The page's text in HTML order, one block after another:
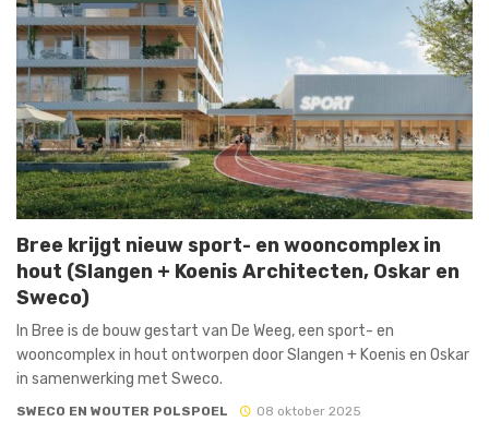
Bree krijgt nieuw sport- en wooncomplex in
hout (Slangen + Koenis Architecten, Oskar en
Sweco)
In Bree is de bouw gestart van De Weeg, een sport- en
wooncomplex in hout ontworpen door Slangen + Koenis en Oskar
in samenwerking met Sweco.
SWECO EN WOUTER POLSPOEL 08 oktober 2025